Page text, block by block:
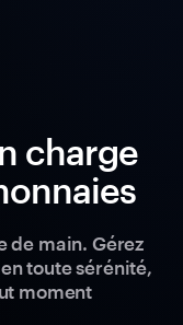
charge
de main. Gérez
toute sérénité,
moment